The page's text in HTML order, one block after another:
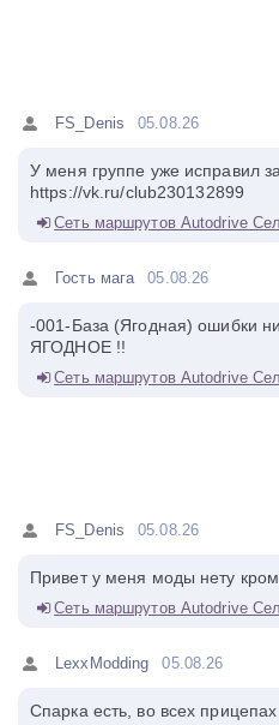
FS_Denis 05.08.26
У меня группе уже исправил
https://vk.ru/club230132899
Сеть маршрутов Autodrive
Гость мага 05.08.26
-001-База (Ягодная) ошибки
ЯГОДНОЕ !!
Сеть маршрутов Autodrive
FS_Denis 05.08.26
Привет у меня моды нету
Сеть маршрутов Autodrive
LexxModding 05.08.26
Спарка есть, во всех прицепах